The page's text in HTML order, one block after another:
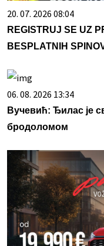
20. 07. 2026 08:04
REGISTRUJ SE UZ
BESPLATNIH
06. 08. 2026 13:34
Вучевић: Ђилас је
бродоломом